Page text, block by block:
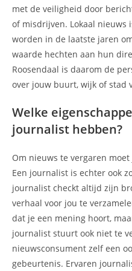
met de veiligheid door
of misdrijven. Lokaal nieuws
worden in de laatste jaren
waarde hechten aan hun
Roosendaal is daarom de
over jouw buurt, wijk of stad
Welke
journalist hebben?
Om nieuws te vergaren
Een journalist is echter ook
journalist checkt altijd zijn
verhaal voor jou te
dat je een mening hoort,
journalist stuurt ook niet te
nieuwsconsument zelf een
gebeurtenis. Ervaren